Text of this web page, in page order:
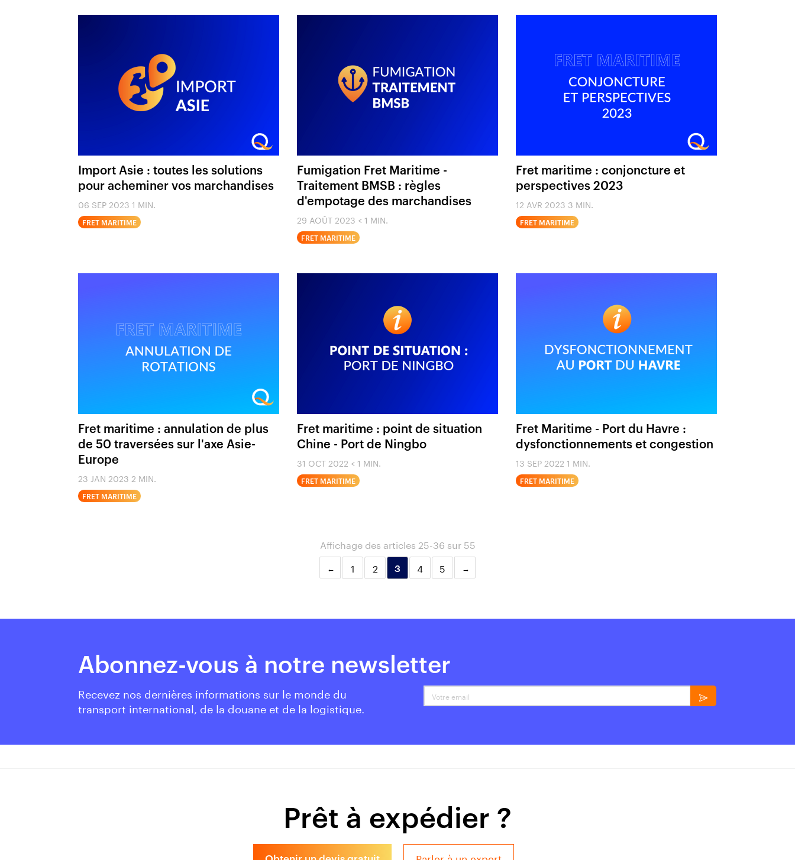
Import Asie : toutes les solutions
pour acheminer vos marchandises
06 SEP 2023 1 MIN.
FRET MARITIME
Fumigation Fret Maritime -
Traitement BMSB : règles
d'empotage des marchandises
29 AOÛT 2023 < 1 MIN.
FRET MARITIME
Fret maritime : conjoncture et
perspectives 2023
12 AVR 2023 3 MIN.
FRET MARITIME
Fret maritime : annulation de plus
de 50 traversées sur l'axe Asie-
Europe
23 JAN 2023 2 MIN.
FRET MARITIME
Fret maritime : point de situation
Chine - Port de Ningbo
31 OCT 2022 < 1 MIN.
FRET MARITIME
Fret Maritime - Port du Havre :
dysfonctionnements et congestion
13 SEP 2022 1 MIN.
FRET MARITIME
Affichage des articles 25-36 sur 55
1
2 3 4 5
Abonnez-vous à notre newsletter
Recevez nos dernières informations sur le monde du
transport international, de la douane et de la logistique.
Votre email
Prêt à expédier ?